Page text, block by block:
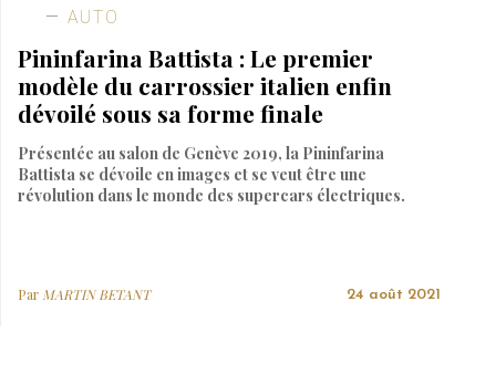
AUTO
Pininfarina Battista : Le premier
modèle du carrossier italien enfin
dévoilé sous sa forme finale
Présentée au salon de Genève 2019, la Pininfarina
Battista se dévoile en images et se veut être une
révolution dans le monde des supercars électriques.
ParMARTIN BETANT 24 août 2021